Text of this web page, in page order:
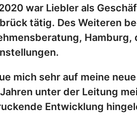
war Liebler als
tätig. Des Weiteren
mich sehr auf meine
unter der Leitung
Entwicklung